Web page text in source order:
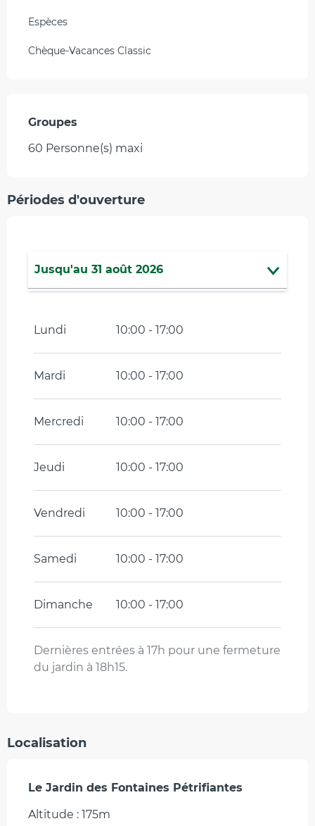
Espèces
Chèque-Vacances Classic
Groupes
Groupes
60 Personne(s) maxi
Périodes d'ouverture
Jusqu'au 31 août 2026
Lundi
10:00 - 17:00
Mardi 10:00 - 17:00
Mercredi 10:00 - 17:00
Jeudi 10:00 - 17:00
Vendredi 10:00 - 17:00
Samedi 10:00 - 17:00
Dimanche 10:00 - 17:00
Dernières entrées à 17h pour une fermeture
du jardin à 18h15.
Localisation
Le Jardin des Fontaines Pétrifiantes
Altitude : 175m